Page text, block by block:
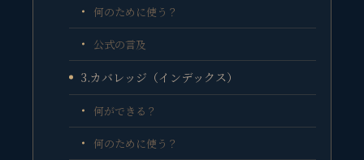
何のために使う？
公式の言及
3.カバレッジ（インデックス）
何ができる？
何のために使う？